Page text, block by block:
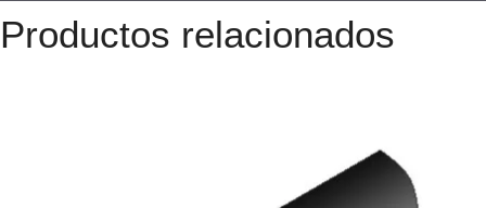
Productos relacionados